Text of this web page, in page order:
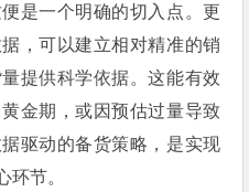
是一个明确的切入点。更
，可以建立相对精准的销
提供科学依据。这能有效
金期，或因预估过量导致
驱动的备货策略，是实现
环节。